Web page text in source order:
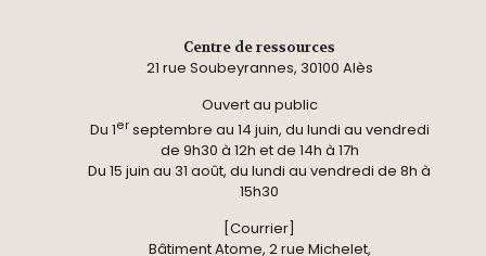
Centre de ressources
21 rue Soubeyrannes, 30100 Alès
Ouvert au public
Du 1erseptembre au 14 juin, du lundi au vendredi
de 9h30 à 12h et de 14h à 17h
Du 15 juin au 31 août, du lundi au vendredi de 8h à
15h30
[Courrier]
Bâtiment Atome, 2 rue Michelet,